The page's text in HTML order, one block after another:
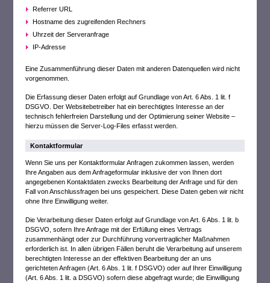
Referrer URL
Hostname des zugreifenden Rechners
Uhrzeit der Serveranfrage
IP-Adresse
Eine Zusammenführung dieser Daten mit anderen Datenquellen wird nicht
vorgenommen.
Die Erfassung dieser Daten erfolgt auf Grundlage von Art. 6 Abs. 1 lit. f
DSGVO. Der Websitebetreiber hat ein berechtigtes Interesse an der
technisch fehlerfreien Darstellung und der Optimierung seiner Website –
hierzu müssen die Server-Log-Files erfasst werden.
Kontaktformular
Wenn Sie uns per Kontaktformular Anfragen zukommen lassen, werden
Ihre Angaben aus dem Anfrageformular inklusive der von Ihnen dort
angegebenen Kontaktdaten zwecks Bearbeitung der Anfrage und für den
Fall von Anschlussfragen bei uns gespeichert. Diese Daten geben wir nicht
ohne Ihre Einwilligung weiter.
Die Verarbeitung dieser Daten erfolgt auf Grundlage von Art. 6 Abs. 1 lit. b
DSGVO, sofern Ihre Anfrage mit der Erfüllung eines Vertrags
zusammenhängt oder zur Durchführung vorvertraglicher Maßnahmen
erforderlich ist. In allen übrigen Fällen beruht die Verarbeitung auf unserem
berechtigten Interesse an der effektiven Bearbeitung der an uns
gerichteten Anfragen (Art. 6 Abs. 1 lit. f DSGVO) oder auf Ihrer Einwilligung
(Art. 6 Abs. 1 lit. a DSGVO) sofern diese abgefragt wurde; die Einwilligung